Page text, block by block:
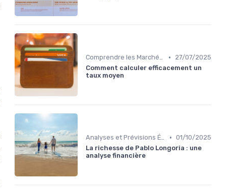
Comprendre les Marchés Financiers •
27/07/2025
Comment calculer efficacement un
taux moyen
Analyses et Prévisions Économiques • 01/10/2025
La richesse de Pablo Longoria : une
analyse financière